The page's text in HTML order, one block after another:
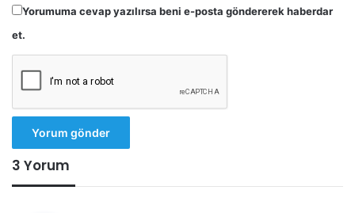
Yorumuma cevap yazılırsa beni e-posta göndererek haberdar
et.
3 Yorum